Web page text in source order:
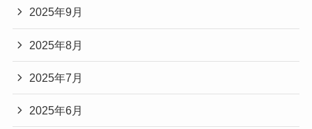
2025年9月
2025年8月
2025年7月
2025年6月